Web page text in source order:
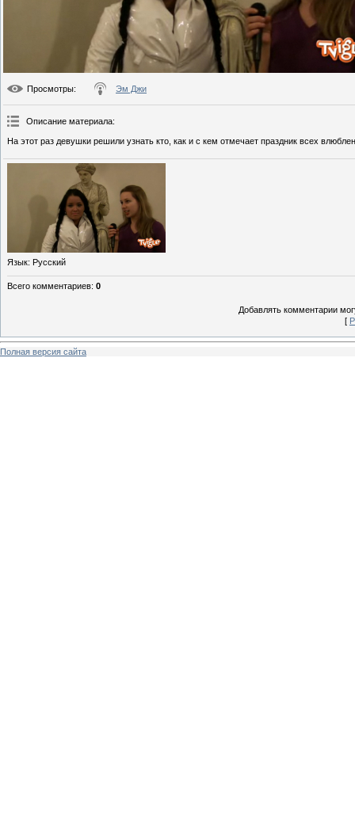
Просмотры: Эм Джи
Описание материала:
На этот раз девушки решили узнать кто, как и с кем отмечает праздник всех
Язык: Русский
Всего комментариев: 0
Добавлять комментарии
[
Полная версия сайта